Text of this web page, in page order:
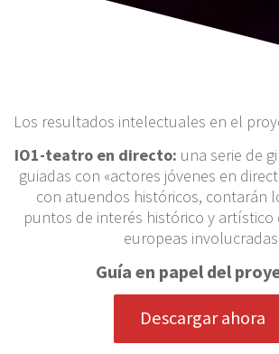
Los resultados intelectuales en el
IO1-teatro en directo: una serie de
guiadas con «actores jóvenes en
con atuendos históricos, contarán
puntos de interés histórico y artístico
europeas
Guía en papel del
Descargar ahora